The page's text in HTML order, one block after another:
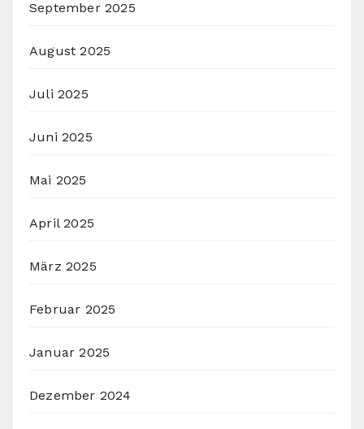
September 2025
August 2025
Juli 2025
Juni 2025
Mai 2025
April 2025
März 2025
Februar 2025
Januar 2025
Dezember 2024